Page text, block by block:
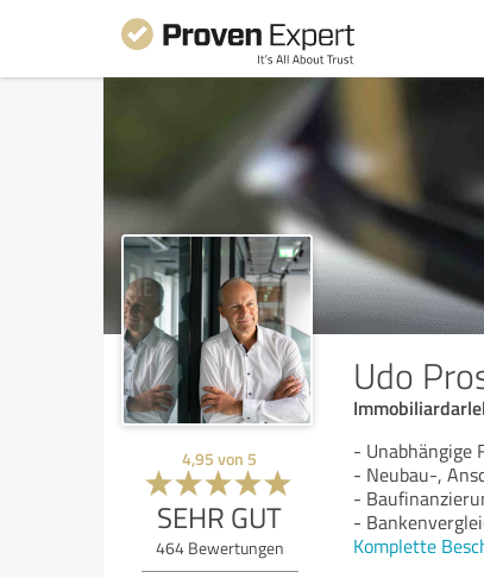
Udo
4,95 von 5
SEHR GUT
464Bewertungen
- Unabhängige
- Neubau-,
-
-
Komplette